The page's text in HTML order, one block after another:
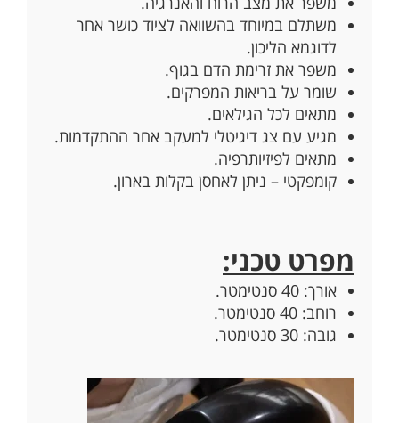
משתלם במיוחד בהשוואה לציוד כושר אחר
לדוגמא הליכון.
משפר את זרימת הדם בגוף.
שומר על בריאות המפרקים.
מתאים לכל הגילאים.
מגיע עם צג דיגיטלי למעקב אחר ההתקדמות.
מתאים לפיזיותרפיה.
קומפקטי – ניתן לאחסן בקלות בארון.
מפרט טכני:
אורך: 40 סנטימטר.
רוחב: 40 סנטימטר.
גובה: 30 סנטימטר.